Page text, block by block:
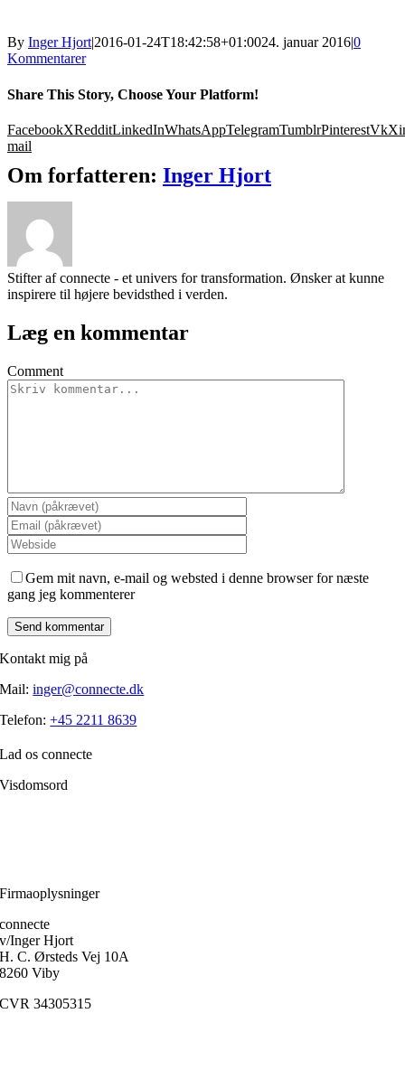
By Inger Hjort|2016-01-24T18:42:58+01:0024. januar 2016|0
Kommentarer
Share This Story, Choose Your Platform!
FacebookXRedditLinkedInWhatsAppTelegramTumblrPinterestVk
mail
Om forfatteren: Inger Hjort
Stifter af connecte - et univers for transformation. Ønsker at kunne
inspirere til højere bevidsthed i verden.
Læg en kommentar
Comment
Gem mit navn, e-mail og websted i denne browser for næste
gang jeg kommenterer
Kontakt mig på
Mail:inger@connecte.dk
Telefon:+45 2211 8639
Lad os connecte
Visdomsord
Firmaoplysninger
connecte
v/Inger Hjort
H. C. Ørsteds Vej 10A
8260 Viby
CVR 34305315